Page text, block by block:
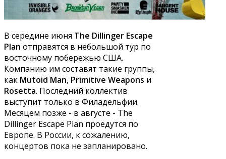
В середине июня The Dillinger Escape
Plan отправятся в небольшой тур по
восточному побережью США.
Компанию им составят такие группы,
как Mutoid Man, Primitive Weapons и
Rosetta. Последний коллектив
выступит только в Филадельфии.
Месяцем позже - в августе - The
Dillinger Escape Plan проедутся по
Европе. В России, к сожалению,
концертов пока не запланировано.